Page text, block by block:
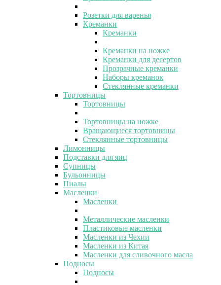
Розетки для варенья
Креманки
Креманки
Креманки на ножке
Креманки для десертов
Прозрачные креманки
Наборы креманок
Стеклянные креманки
Тортовницы
Тортовницы
Тортовницы на ножке
Вращающиеся тортовницы
Стеклянные тортовницы
Лимонницы
Подставки для яиц
Супницы
Бульонницы
Пиалы
Масленки
Масленки
Металлические масленки
Пластиковые масленки
Масленки из Чехии
Масленки из Китая
Масленки для сливочного масла
Подносы
Подносы